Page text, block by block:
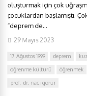
oluşturmak için çok
çocuklardan başlamıştı.
“deprem de...
29 Mayıs 2023
17 Ağustos 1999 deprem
öğrenme kültürü
öğrenmek
prof. dr. naci görür